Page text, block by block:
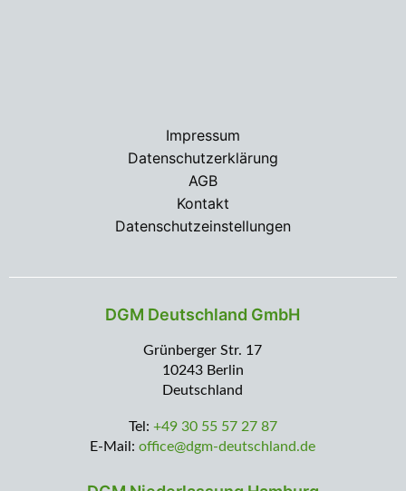
Impressum
Datenschutzerklärung
AGB
Kontakt
Datenschutzeinstellungen
DGM Deutschland GmbH
Grünberger Str. 17
10243 Berlin
Deutschland
Tel: +49 30 55 57 27 87
E-Mail:office@dgm-deutschland.de